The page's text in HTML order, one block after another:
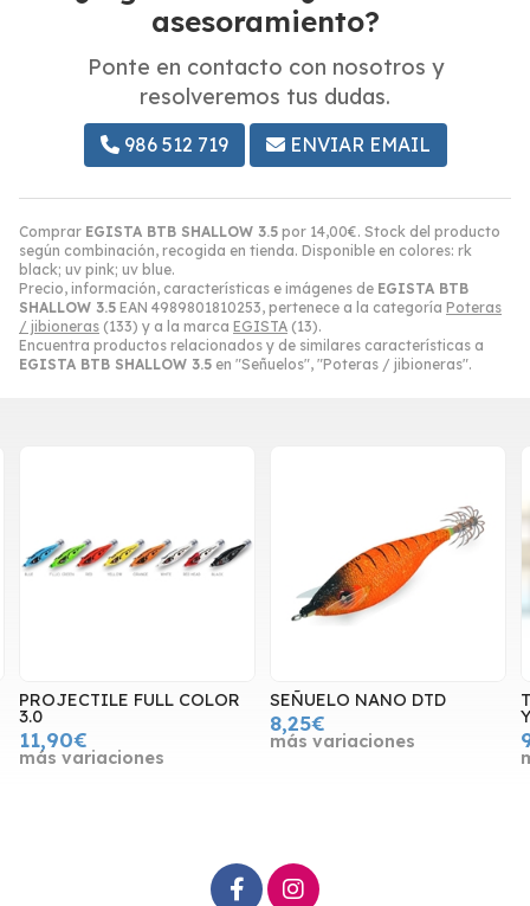
Comprar EGISTA BTB SHALLOW 3.5 por 14,00€. Stock del producto
según combinación, recogida en tienda. Disponible en colores: rk
black; uv pink; uv blue.
Precio, información, características e imágenes de EGISTA BTB
SHALLOW 3.5 EAN 4989801810253, pertenece a la categoría Poteras
/ jibioneras (133) y a la marca EGISTA (13).
Encuentra productos relacionados y de similares características a
EGISTA BTB SHALLOW 3.5 en "Señuelos", "Poteras / jibioneras".
asesoramiento?
Ponte en contacto con nosotros y
resolveremos tus dudas.
986 512 719 ENVIAR EMAIL
PROJECTILE FULL COLOR
3.0
11,90€
más variaciones
SEÑUELO NANO DTD
8,25€
más variaciones